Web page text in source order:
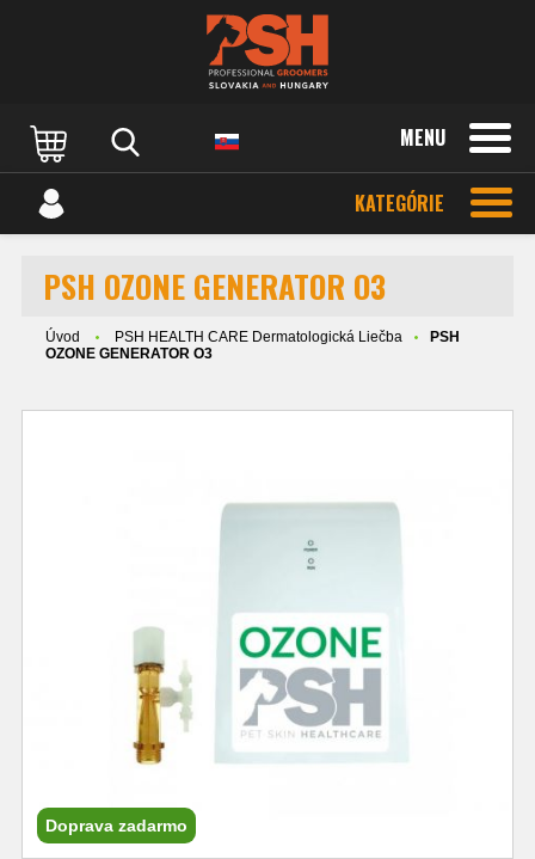
MENU
KATEGÓRIE
PSH OZONE GENERATOR O3
Úvod PSH HEALTH CARE Dermatologická Liečba
PSH
OZONE GENERATOR O3
Doprava zadarmo